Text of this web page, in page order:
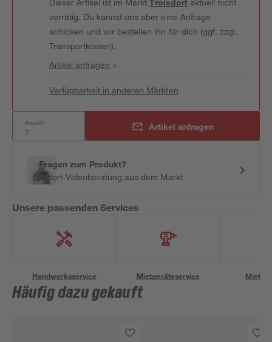
Dieser Artikel ist im MarktTroisdorfaktuell nicht
vorrätig. Du kannst uns aber eine Anfrage
schicken und wir bestellen ihn für dich (ggf. zzgl.
Transportkosten).
Artikel anfragen >
Verfügbarkeit in anderen Märkten
Anzahl: Artikel anfragen
Fragen zum Produkt?
Sofort-Videoberatung aus dem Markt
Unsere passenden Services
Handwerksservice Mietgeräteservice
Häufig dazu gekauft